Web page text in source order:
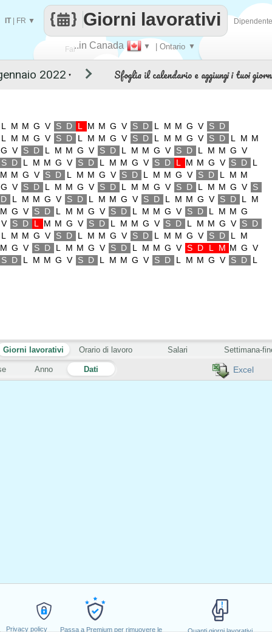
Privacy policy
Passa a Premium per rimuovere le
Fai..in Canada ▼ | Ontario ▼
Giorni lavorativi
IT| FR ▼
Excel
▼ Sfoglia il calendario e aggiungi i tuoi
L M M G V S D L M M G V S D L M M G V S D
L
M M G V S D L M M G V S D L M M G V S D L M M
G V S D L M M G V S D L M M G V S D L M M G V
S D L M M G V S D L M M G V S D L M M G V S D
L
M M G V S D L M M G V S D L M M G V S D L M M
G V S D L M M G V S D L M M G V S D L M M G V
S
D
L M M G V S D L M M G V S D L M M G V S D L
M
M G V S D L M M G V S D L M M G V S D L M M G
V
S D L M M G V S D L M M G V S D L M M G V S D
L
M M G V S D L M M G V S D L M M G V S D L
M
M G V S D L M M G V S D L M M G V S D L M M G V
S D L M M G V S D L M M G V S D L M M G V S D L
Anno Dati
Giorni lavorativi Orario di lavoro Salari Settimana-